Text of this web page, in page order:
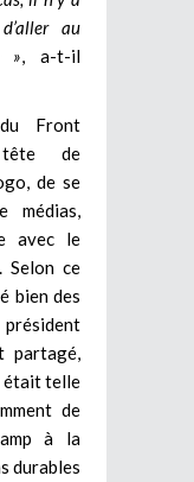
au
» , a-t-il
Front
de
de se
médias,
avec le
Selon ce
bien des
président
partagé,
était telle
de
à la
durables